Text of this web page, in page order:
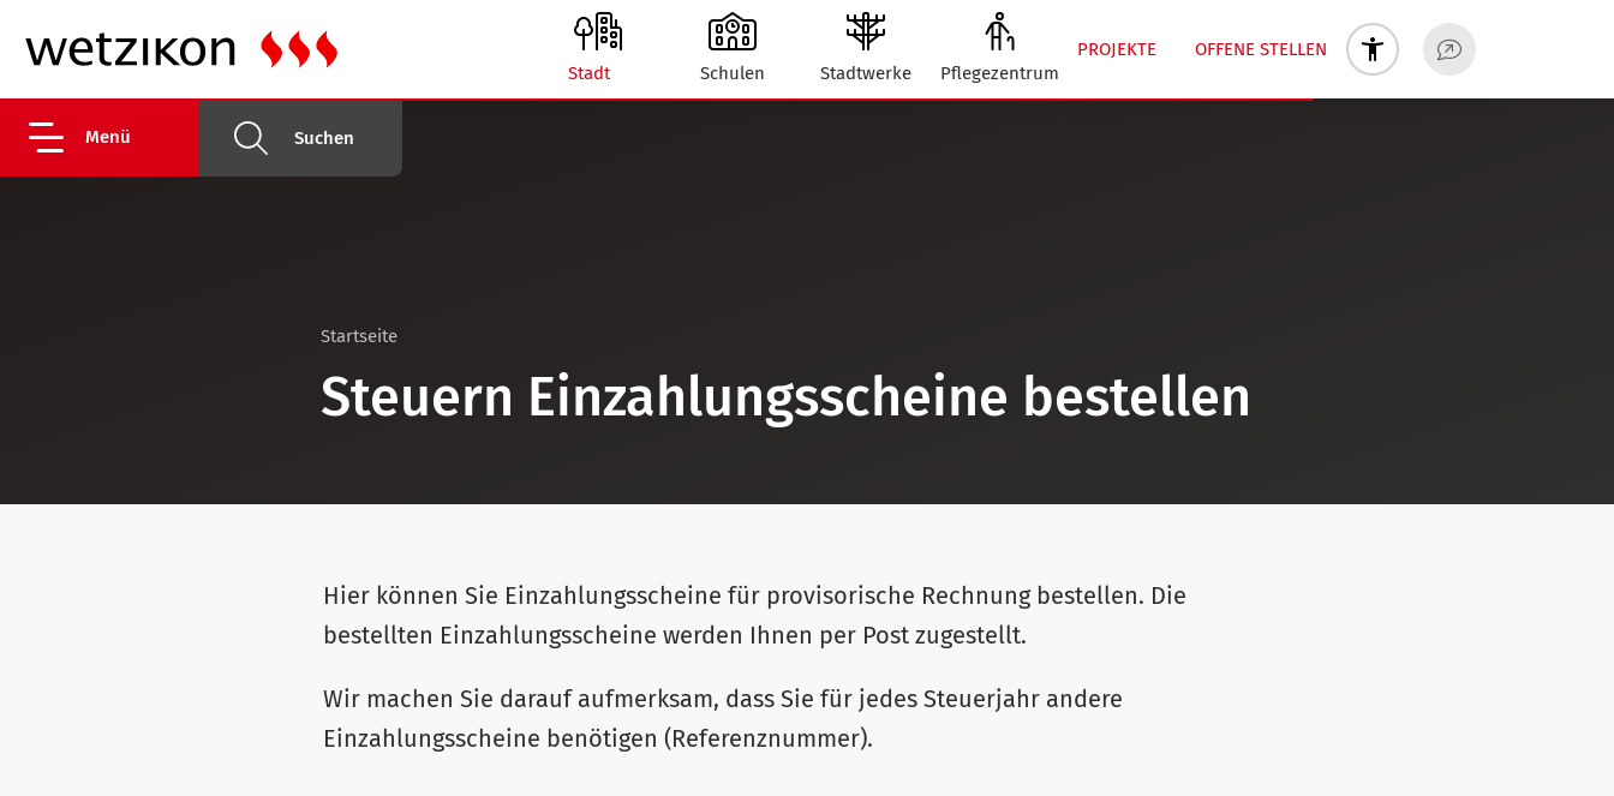
Menü Suchen
PROJEKTE
OFFENE STELLEN
Stadt
Schulen Stadtwerke Pflegezentrum
Startseite
Steuern Einzahlungsscheine bestellen
Hier können Sie Einzahlungsscheine für provisorische Rechnung bestellen. Die
bestellten Einzahlungsscheine werden Ihnen per Post zugestellt.
Wir machen Sie darauf aufmerksam, dass Sie für jedes Steuerjahr andere
Einzahlungsscheine benötigen (Referenznummer).